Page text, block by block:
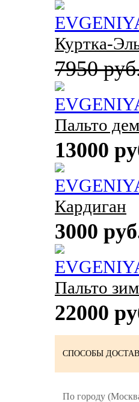
Куртка-
7950
Пальто
13000
Кардиган
3000
Пальто
22000
СПОСОБЫ
По городу